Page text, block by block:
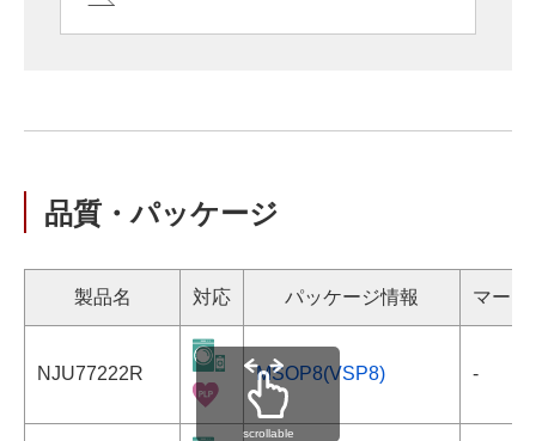
品質・パッケージ
製品名 対応 パッケージ情報 マーキ
NJU77222R MSOP8(VSP8) -
scrollable